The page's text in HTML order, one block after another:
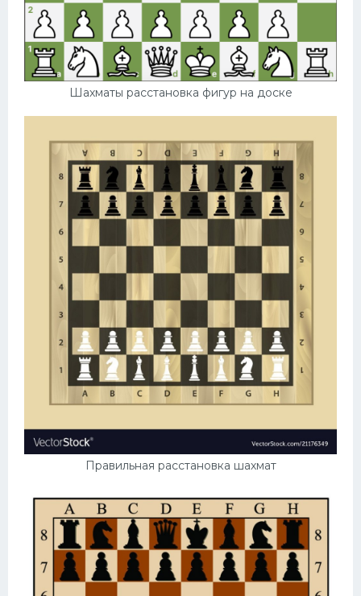
Шахматы расстановка фигур на доске
Правильная расстановка шахмат